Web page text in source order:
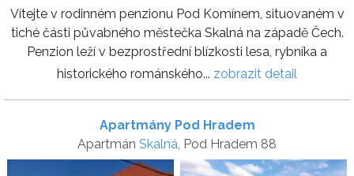
Vítejte v rodinném penzionu Pod Komínem, situovaném v
tiché části půvabného městečka Skalná na západě Čech.
Penzion leží v bezprostřední blízkosti lesa, rybníka a
historického románského... zobrazit detail
Apartmány Pod Hradem
Apartmán Skalná , Pod Hradem 88